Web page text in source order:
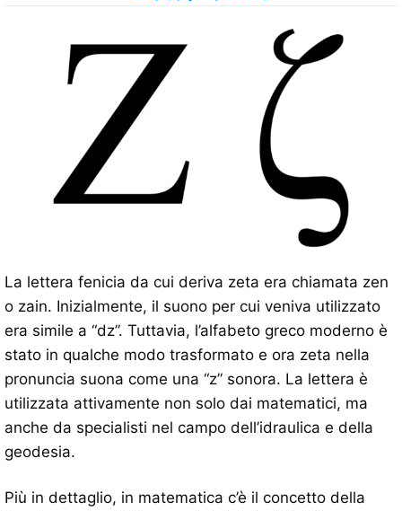
La lettera fenicia da cui deriva zeta era chiamata zen
o zain. Inizialmente, il suono per cui veniva utilizzato
era simile a “dz”. Tuttavia, l’alfabeto greco moderno è
stato in qualche modo trasformato e ora zeta nella
pronuncia suona come una “z” sonora. La lettera è
utilizzata attivamente non solo dai matematici, ma
anche da specialisti nel campo dell’idraulica e della
geodesia.
Più in dettaglio, in matematica c’è il concetto della